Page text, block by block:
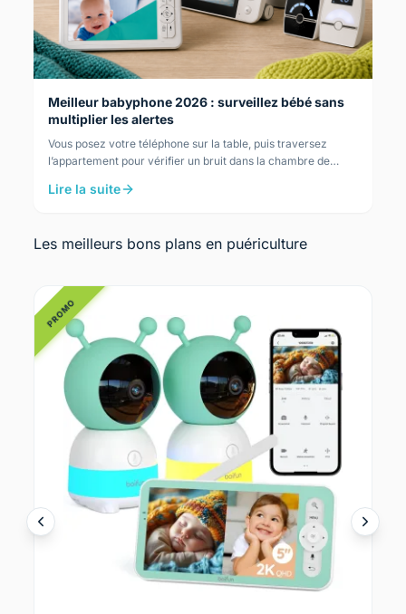
Meilleur babyphone 2026 : surveillez bébé sans
multiplier les alertes
Vous posez votre téléphone sur la table, puis traversez
l’appartement pour vérifier un bruit dans la chambre de
Lire la suite
Les meilleurs bons plans en puériculture
PROMO